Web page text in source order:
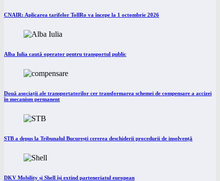
CNAIR: Aplicarea tarifelor TollRo va începe la 1 octombrie 2026
Alba Iulia caută operator pentru transportul public
Două asociații ale transportatorilor cer transformarea schemei de compensare a accizei
în mecanism permanent
STB a depus la Tribunalul București cererea deschiderii procedurii de insolvență
DKV Mobility și Shell își extind parteneriatul european